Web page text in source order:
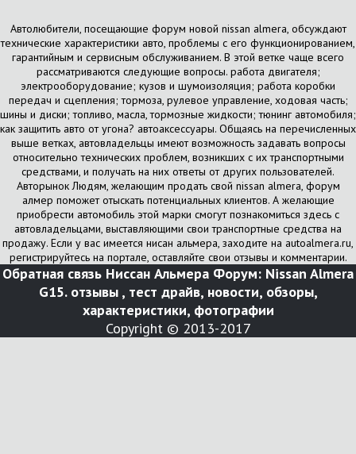
Автолюбители, посещающие форум новой nissan almera, обсуждают
технические характеристики авто, проблемы с его функционированием,
гарантийным и сервисным обслуживанием. В этой ветке чаще всего
рассматриваются следующие вопросы. работа двигателя;
электрооборудование; кузов и шумоизоляция; работа коробки
передач и сцепления; тормоза, рулевое управление, ходовая часть;
шины и диски; топливо, масла, тормозные жидкости; тюнинг автомобиля;
как защитить авто от угона? автоаксессуары. Общаясь на перечисленных
выше ветках, автовладельцы имеют возможность задавать вопросы
относительно технических проблем, возникших с их транспортными
средствами, и получать на них ответы от других пользователей.
Авторынок Людям, желающим продать свой nissan almera, форум
алмер поможет отыскать потенциальных клиентов. А желающие
приобрести автомобиль этой марки смогут познакомиться здесь с
автовладельцами, выставляющими свои транспортные средства на
продажу. Если у вас имеется нисан альмера, заходите на autoalmera.ru,
регистрируйтесь на портале, оставляйте свои отзывы и комментарии.
Обратная связь Ниссан Альмера Форум: Nissan Almera
G15. отзывы , тест драйв, новости, обзоры,
характеристики, фотографии
Copyright © 2013-2017